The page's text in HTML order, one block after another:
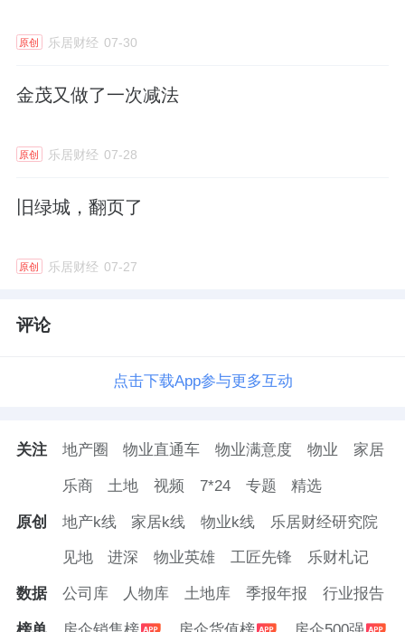
公司征集到意向受让方一名，但首开股份并未
首开股份指出，北京市朝阳区联宝公寓项目自
持经营多年，租金收入涨幅不大。若公司继续
增值潜力较小，对其进行转让有利于快速回笼
更早前9月25日，首开股份发布公告称，拟挂
分别为北京首开云锦铂郡商业管理有限公司和
经营多年，租金收入涨幅不大，带来的利润和
净现金流有限，未来增值潜力较小，对其进行
处置有利于快速回笼资金，优化公司财务状
况，有利于公司的可持续发展，符合公司和全
体股东的利益。
原创 乐居财经 07-30
金茂又做了一次减法
原创 乐居财经 07-28
旧绿城，翻页了
原创 乐居财经 07-27
评论
点击下载App参与更多互动
关注 地产圈 物业直通车 物业满意度 物业 家居
乐商 土地 视频 7*24 专题 精选
原创 地产k线 家居k线 物业k线 乐居财经研究院
见地 进深 物业英雄 工匠先锋 乐财札记
数据 公司库 人物库 土地库 季报年报 行业报告